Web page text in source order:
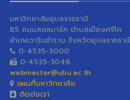
มหาวิทยาลัยอุบลราชธานี
85 ถนนสถลมาร์ค ตำบลเมืองศรีไค
อำเภอวารินชำราบ จังหวัดอุบลราชธานี
0-4535-3000
0-4535-3048
webmaster@ubu.ac.th
แผนที่มหาวิทยาลัย
ติดต่อเรา